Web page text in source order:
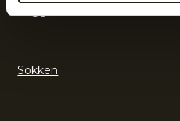
Sokken